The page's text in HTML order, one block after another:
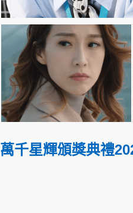
萬千星輝頒獎典禮